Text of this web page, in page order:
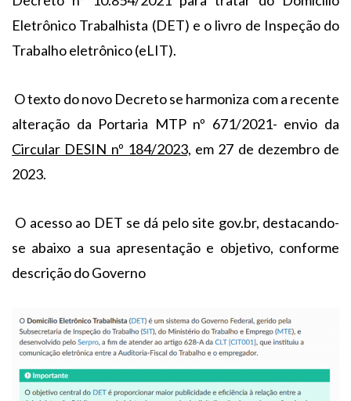
Eletrônico Trabalhista (DET) e o livro de Inspeção do
Trabalho eletrônico (eLIT).
O texto do novo Decreto se harmoniza com a recente
alteração da Portaria MTP nº 671/2021- envio da
Circular DESIN nº 184/2023, em 27 de dezembro de
2023.
O acesso ao DET se dá pelo site gov.br, destacando-
se abaixo a sua apresentação e objetivo, conforme
descrição do Governo